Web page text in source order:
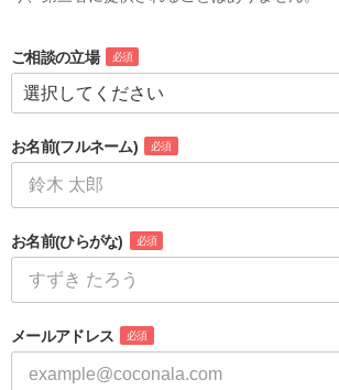
ご相談の立場 必須
お名前(フルネーム) 必須
お名前(ひらがな) 必須
メールアドレス 必須